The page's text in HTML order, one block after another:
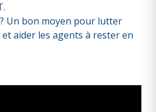
? Un bon moyen pour lutter
aider les agents à rester en